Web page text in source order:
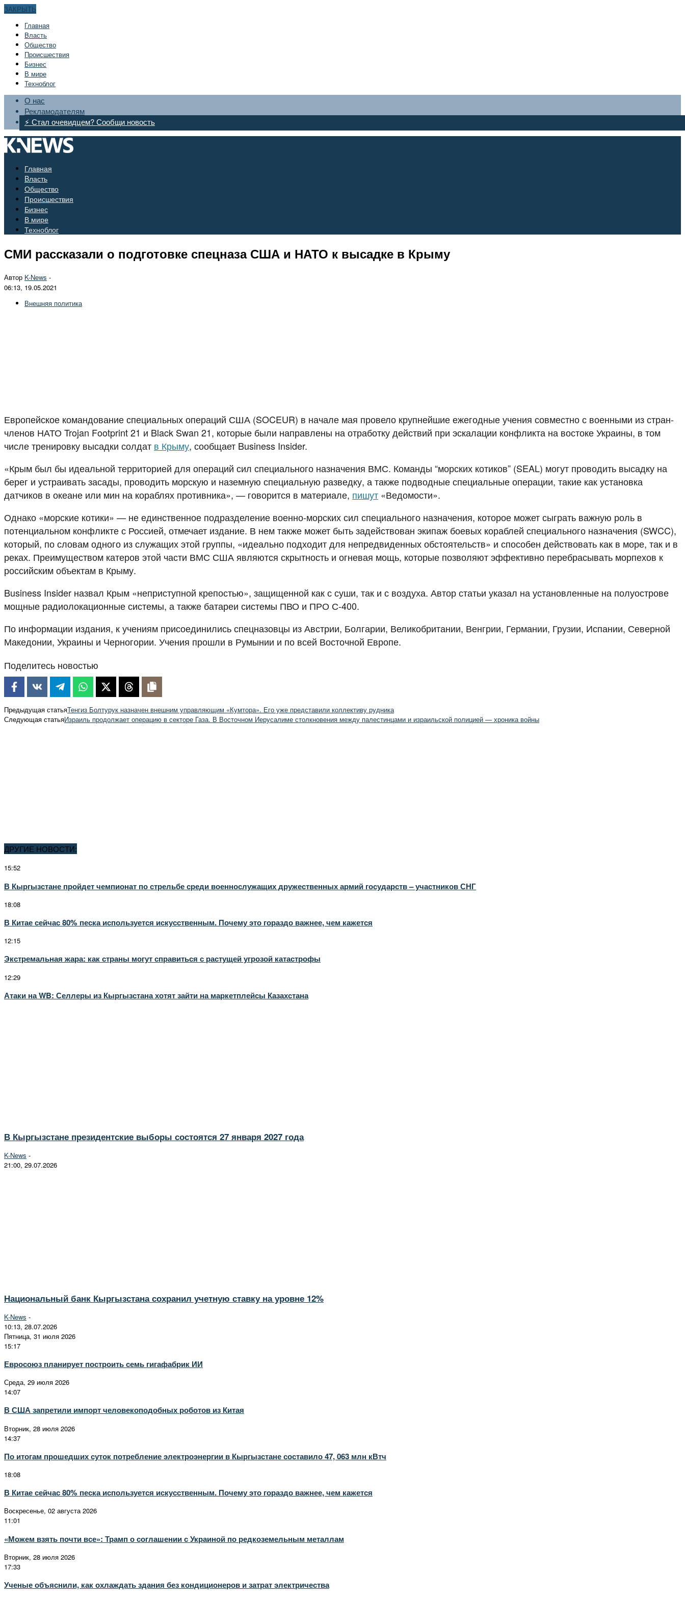
ЗАКРЫТЬ
Главная
Bласть
Общество
Происшествия
Бизнес
В мире
Техноблог
О нас
Рекламодателям
⚡ Стал очевидцем? Сообщи новость
Главная
Bласть
Общество
Происшествия
Бизнес
В мире
Техноблог
СМИ рассказали о подготовке спецназа США и НАТО к высадке в Крыму
Автор K-News -
06:13, 19.05.2021
Внешняя политика
Европейское командование специальных операций США (SOCEUR) в начале мая провело крупнейшие ежегодные учения совместно с военными из стран-
членов НАТО Trojan Footprint 21 и Black Swan 21, которые были направлены на отработку действий при эскалации конфликта на востоке Украины, в том
числе тренировку высадки солдат в Крыму, сообщает Business Insider.
«Крым был бы идеальной территорией для операций сил специального назначения ВМС. Команды “морских котиков” (SEAL) могут проводить высадку на
берег и устраивать засады, проводить морскую и наземную специальную разведку, а также подводные специальные операции, такие как установка
датчиков в океане или мин на кораблях противника», — говорится в материале, пишут «Ведомости».
Однако «морские котики» — не единственное подразделение военно-морских сил специального назначения, которое может сыграть важную роль в
потенциальном конфликте с Россией, отмечает издание. В нем также может быть задействован экипаж боевых кораблей специального назначения (SWCC),
который, по словам одного из служащих этой группы, «идеально подходит для непредвиденных обстоятельств» и способен действовать как в море, так и в
реках. Преимуществом катеров этой части ВМС США являются скрытность и огневая мощь, которые позволяют эффективно перебрасывать морпехов к
российским объектам в Крыму.
Business Insider назвал Крым «неприступной крепостью», защищенной как с суши, так и с воздуха. Автор статьи указал на установленные на полуострове
мощные радиолокационные системы, а также батареи системы ПВО и ПРО С-400.
По информации издания, к учениям присоединились спецназовцы из Австрии, Болгарии, Великобритании, Венгрии, Германии, Грузии, Испании, Северной
Македонии, Украины и Черногории. Учения прошли в Румынии и по всей Восточной Европе.
Поделитесь новостью
Предыдущая статьяТенгиз Болтурук назначен внешним управляющим «Кумтора». Его уже представили коллективу рудника
Следующая статьяИзраиль продолжает операцию в секторе Газа. В Восточном Иерусалиме столкновения между палестинцами и израильской полицией — хроника войны
ДРУГИЕ НОВОСТИ:
15:52
В Кыргызстане пройдет чемпионат по стрельбе среди военнослужащих дружественных армий государств – участников СНГ
18:08
В Китае сейчас 80% песка используется искусственным. Почему это гораздо важнее, чем кажется
12:15
Экстремальная жара: как страны могут справиться с растущей угрозой катастрофы
12:29
Атаки на WB: Селлеры из Кыргызстана хотят зайти на маркетплейсы Казахстана
В Кыргызстане президентские выборы состоятся 27 января 2027 года
K-News -
21:00, 29.07.2026
Национальный банк Кыргызстана сохранил учетную ставку на уровне 12%
K-News -
10:13, 28.07.2026
Пятница, 31 июля 2026
15:17
Евросоюз планирует построить семь гигафабрик ИИ
Среда, 29 июля 2026
14:07
В США запретили импорт человекоподобных роботов из Китая
Вторник, 28 июля 2026
14:37
По итогам прошедших суток потребление электроэнергии в Кыргызстане составило 47, 063 млн кВтч
18:08
В Китае сейчас 80% песка используется искусственным. Почему это гораздо важнее, чем кажется
Воскресенье, 02 августа 2026
11:01
«Можем взять почти все»: Трамп о соглашении с Украиной по редкоземельным металлам
Вторник, 28 июля 2026
17:33
Ученые объяснили, как охлаждать здания без кондиционеров и затрат электричества